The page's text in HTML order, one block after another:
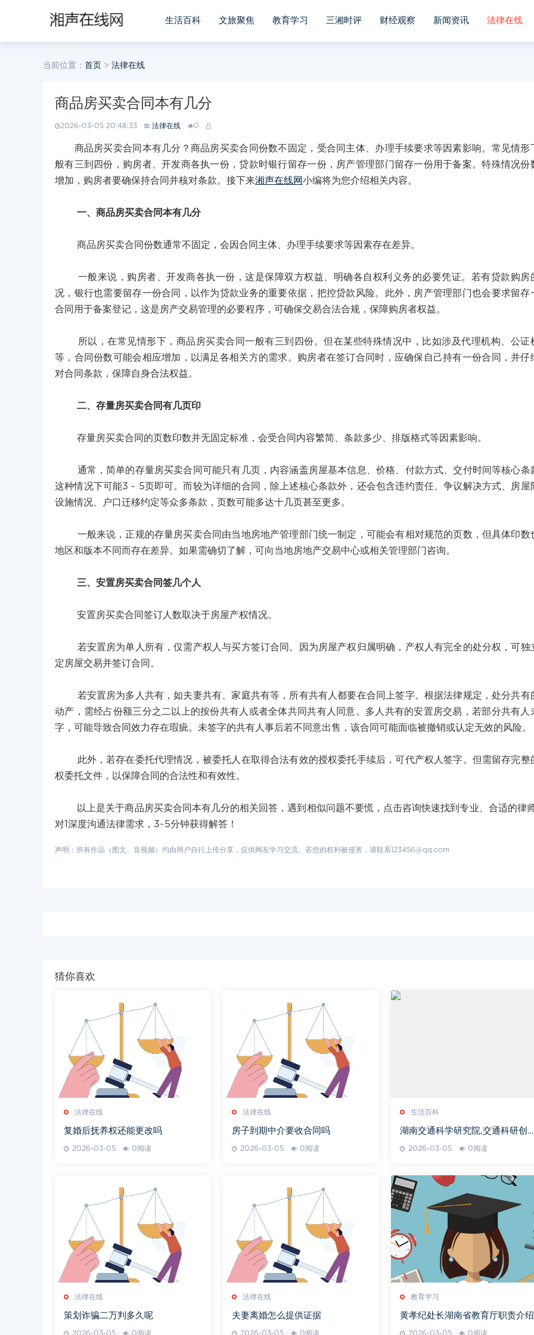
生活百科 文旅聚焦 教育学习 三湘时评 财经观察 新闻资讯 法律在线
当前位置： 首页 > 法律在线
商品房买卖合同本有几分
2026-03-05 20:48:33 法律在线 0
商品房买卖合同本有几分？商品房买卖合同份数不固定，受合同主体、办理手续要求等因素影响。常见情形
般有三到四份，购房者、开发商各执一份，贷款时银行留存一份，房产管理部门留存一份用于备案。特殊情况份
增加，购房者要确保持合同并核对条款。接下来湘声在线网小编将为您介绍相关内容。
一、商品房买卖合同本有几分
商品房买卖合同份数通常不固定，会因合同主体、办理手续要求等因素存在差异。
一般来说，购房者、开发商各执一份，这是保障双方权益、明确各自权利义务的必要凭证。若有贷款购房
况，银行也需要留存一份合同，以作为贷款业务的重要依据，把控贷款风险。此外，房产管理部门也会要求留存
合同用于备案登记，这是房产交易管理的必要程序，可确保交易合法合规，保障购房者权益。
所以，在常见情形下，商品房买卖合同一般有三到四份。但在某些特殊情况中，比如涉及代理机构、公证
等，合同份数可能会相应增加，以满足各相关方的需求。购房者在签订合同时，应确保自己持有一份合同，并仔
对合同条款，保障自身合法权益。
二、存量房买卖合同有几页印
存量房买卖合同的页数印数并无固定标准，会受合同内容繁简、条款多少、排版格式等因素影响。
通常，简单的存量房买卖合同可能只有几页，内容涵盖房屋基本信息、价格、付款方式、交付时间等核心条
这种情况下可能3 - 5页即可。而较为详细的合同，除上述核心条款外，还会包含违约责任、争议解决方式、房屋
设施情况、户口迁移约定等众多条款，页数可能多达十几页甚至更多。
一般来说，正规的存量房买卖合同由当地房地产管理部门统一制定，可能会有相对规范的页数，但具体印数
地区和版本不同而存在差异。如果需确切了解，可向当地房地产交易中心或相关管理部门咨询。
三、安置房买卖合同签几个人
安置房买卖合同签订人数取决于房屋产权情况。
若安置房为单人所有，仅需产权人与买方签订合同。因为房屋产权归属明确，产权人有完全的处分权，可独
定房屋交易并签订合同。
若安置房为多人共有，如夫妻共有、家庭共有等，所有共有人都要在合同上签字。根据法律规定，处分共有
动产，需经占份额三分之二以上的按份共有人或者全体共同共有人同意。多人共有的安置房交易，若部分共有人
字，可能导致合同效力存在瑕疵。未签字的共有人事后若不同意出售，该合同可能面临被撤销或认定无效的风险。
此外，若存在委托代理情况，被委托人在取得合法有效的授权委托手续后，可代产权人签字。但需留存完整
权委托文件，以保障合同的合法性和有效性。
以上是关于商品房买卖合同本有几分的相关回答，遇到相似问题不要慌，点击咨询快速找到专业、合适的律
对1深度沟通法律需求，3~5分钟获得解答！
声明：所有作品（图文、音视频）均由用户自行上传分享，仅供网友学习交流。若您的权利被侵害，请联系123456@qq.com
猜你喜欢
法律在线
复婚后抚养权还能更改吗
2026-03-05 0阅读
法律在线
房子到期中介要收合同吗
2026-03-05 0阅读
生活百科
湖南交通科学研究院,交通科研创
与发展-专业机构解析
2026-03-05 0阅读
法律在线
策划诈骗二万判多久呢
2026-03-05 0阅读
法律在线
夫妻离婚怎么提供证据
2026-03-05 0阅读
教育学习
黄孝纪处长湖南省教育厅职责介绍
2026-03-05 0阅读